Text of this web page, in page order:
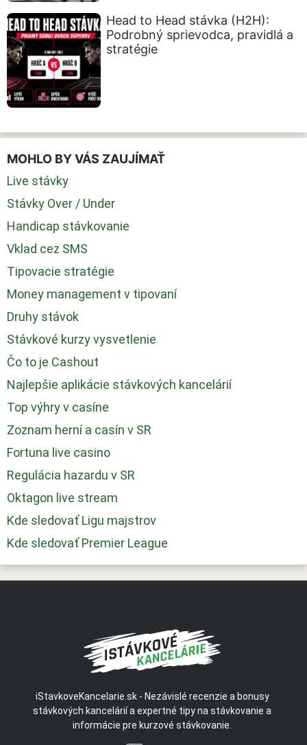
Head to Head stávka (H2H):
Podrobný sprievodca, pravidlá a
stratégie
MOHLO BY VÁS ZAUJÍMAŤ
Live stávky
Stávky Over / Under
Handicap stávkovanie
Vklad cez SMS
Tipovacie stratégie
Money management v tipovaní
Druhy stávok
Stávkové kurzy vysvetlenie
Čo to je Cashout
Najlepšie aplikácie stávkových kancelárií
Top výhry v casíne
Zoznam herní a casín v SR
Fortuna live casino
Regulácia hazardu v SR
Oktagon live stream
Kde sledovať Ligu majstrov
Kde sledovať Premier League
iStavkoveKancelarie.sk - Nezávislé recenzie a bonusy
stávkových kancelárií a expertné tipy na stávkovanie a
informácie pre kurzové stávkovanie.